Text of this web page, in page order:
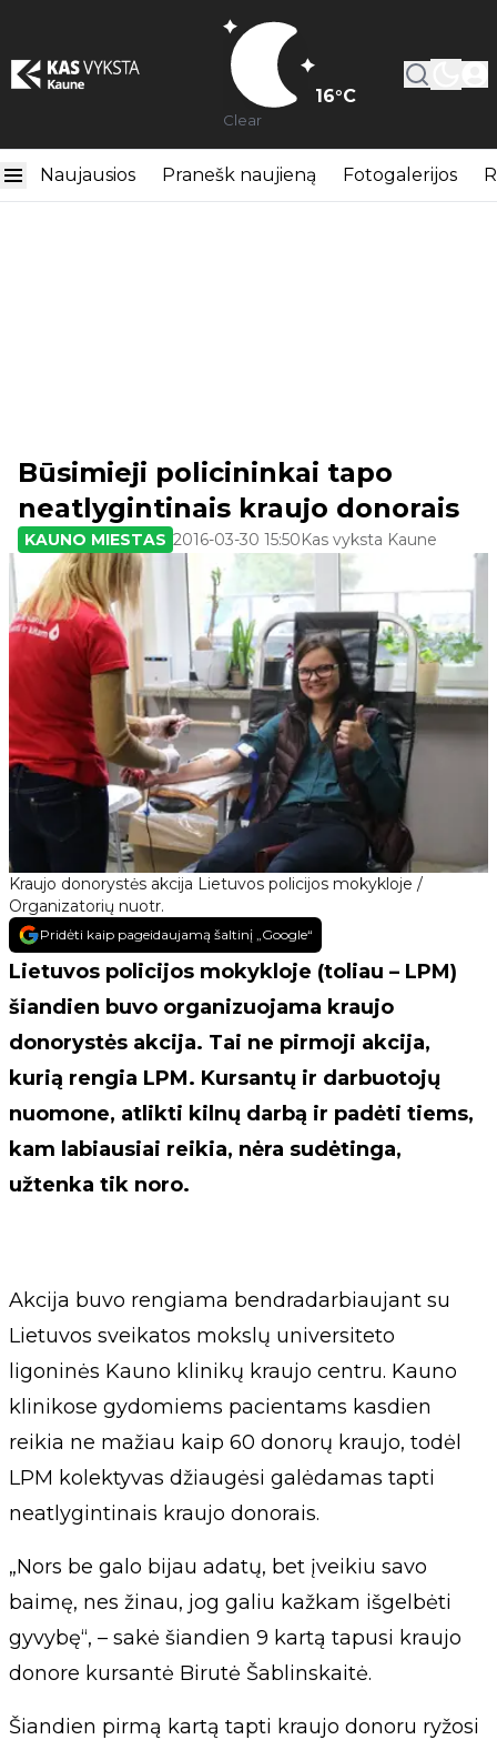
16°C
Clear
Naujausios Pranešk naujieną Fotogalerijos
Kraujo donorystės akcija Lietuvos policijos mokykloje /
Organizatorių nuotr.
Būsimieji policininkai tapo
neatlygintinais kraujo donorais
KAUNO MIESTAS 2016-03-30 15:50Kas vyksta Kaune
Pridėti kaip pageidaujamą šaltinį „Google“
Lietuvos policijos mokykloje (toliau – LPM)
šiandien buvo organizuojama kraujo
donorystės akcija. Tai ne pirmoji akcija,
kurią rengia LPM. Kursantų ir darbuotojų
nuomone, atlikti kilnų darbą ir padėti tiems,
kam labiausiai reikia, nėra sudėtinga,
užtenka tik noro.
Akcija buvo rengiama bendradarbiaujant su
Lietuvos sveikatos mokslų universiteto
ligoninės Kauno klinikų kraujo centru. Kauno
klinikose gydomiems pacientams kasdien
reikia ne mažiau kaip 60 donorų kraujo, todėl
LPM kolektyvas džiaugėsi galėdamas tapti
neatlygintinais kraujo donorais.
„Nors be galo bijau adatų, bet įveikiu savo
baimę, nes žinau, jog galiu kažkam išgelbėti
gyvybę“, – sakė šiandien 9 kartą tapusi kraujo
donore kursantė Birutė Šablinskaitė.
Šiandien pirmą kartą tapti kraujo donoru ryžosi